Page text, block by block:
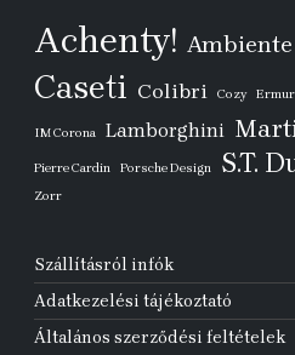
Achenty! Ambiente
Caseti Colibri Cozy
IM Corona Lamborghini
Pierre Cardin Porsche Design S.T.
Zorr
Szállításról infók
Adatkezelési tájékoztató
Általános szerződési feltételek